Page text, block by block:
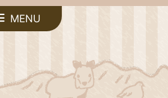
MENU